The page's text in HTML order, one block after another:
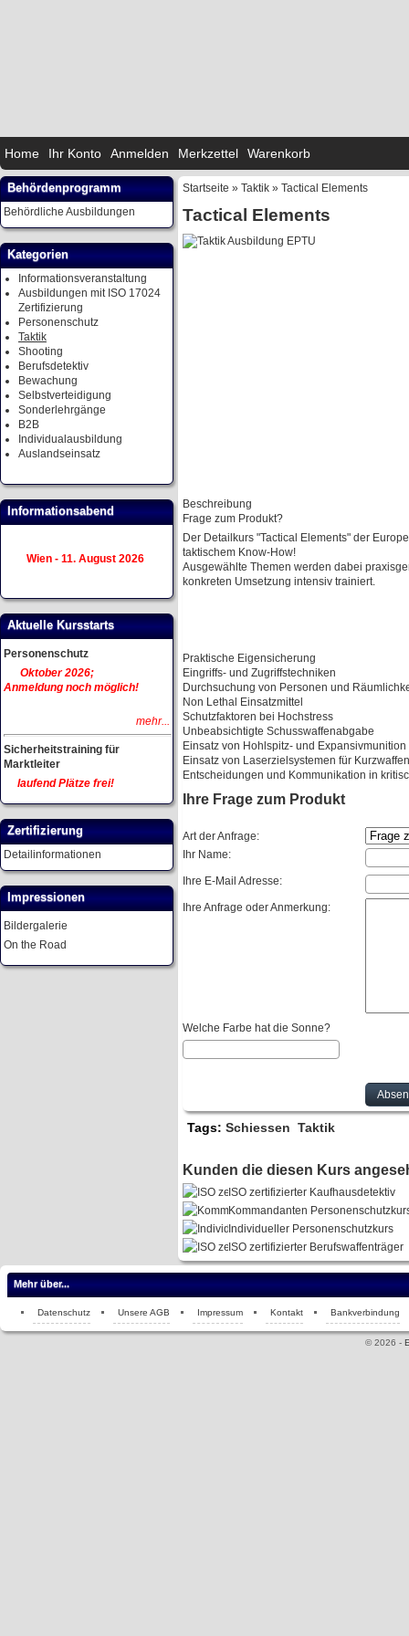
Home Ihr Konto Anmelden Merkzettel Warenkorb
Behördenprogramm
Behördliche Ausbildungen
Kategorien
Informationsveranstaltung
Ausbildungen mit ISO 17024
Zertifizierung
Personenschutz
Taktik
Shooting
Berufsdetektiv
Bewachung
Selbstverteidigung
Sonderlehrgänge
B2B
Individualausbildung
Auslandseinsatz
Informationsabend
Wien - 11. August 2026
Aktuelle Kursstarts
Personenschutz
Oktober 2026;
Anmeldung noch möglich!
mehr...
Sicherheitstraining für
Marktleiter
laufend Plätze frei!
Zertifizierung
Detailinformationen
Impressionen
Bildergalerie
On the Road
Startseite » Taktik » Tactical Elements
Tactical Elements
Beschreibung
Frage zum Produkt?
Der Detailkurs "Tactical Elements" der
taktischem Know-How!
Ausgewählte Themen werden dabei
konkreten Umsetzung intensiv trainiert.
Praktische Eigensicherung
Eingriffs- und Zugriffstechniken
Durchsuchung von Personen und
Non Lethal Einsatzmittel
Schutzfaktoren bei Hochstress
Unbeabsichtigte Schusswaffenabgabe
Einsatz von Hohlspitz- und Expansivmunition
Einsatz von Laserzielsystemen für Kurzwaffen
Entscheidungen und Kommunikation in
Ihre Frage zum Produkt
Art der Anfrage:
Ihr Name:
Ihre E-Mail Adresse:
Ihre Anfrage oder Anmerkung:
Welche Farbe hat die Sonne?
Tags: Schiessen Taktik
Kunden die diesen Kurs
ISO zertifizierter Kaufhausdetektiv
Kommandanten
Individueller Personenschutzkurs
ISO zertifizierter Berufswaffenträger
Mehr über...
Datenschutz Unsere AGB Impressum Kontakt Bankverbindung
© 2026 -